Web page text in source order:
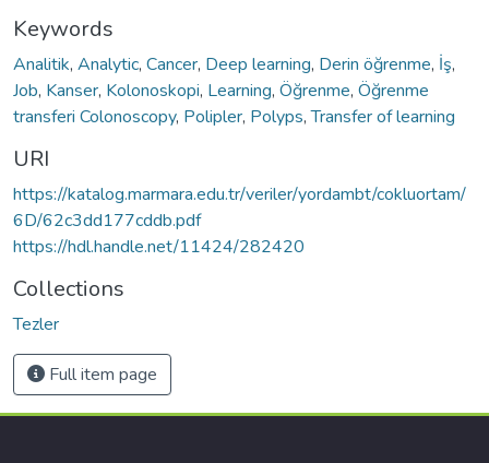
Keywords
Analitik, Analytic, Cancer, Deep learning, Derin öğrenme, İş,
Job, Kanser, Kolonoskopi, Learning, Öğrenme, Öğrenme
transferi Colonoscopy, Polipler, Polyps,Transfer of learning
URI
https://katalog.marmara.edu.tr/veriler/yordambt/cokluortam/
6D/62c3dd177cddb.pdf
https://hdl.handle.net/11424/282420
Collections
Tezler
Full item page